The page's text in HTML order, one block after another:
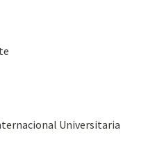
Universitaria